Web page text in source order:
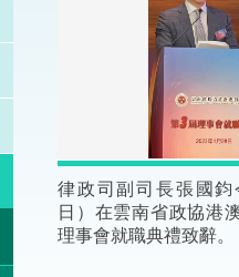
能力建設
法律樞紐
促成交易和爭議解決服務
律政司副司長張國
日）在雲南省政協港
理事會就職典禮致辭。